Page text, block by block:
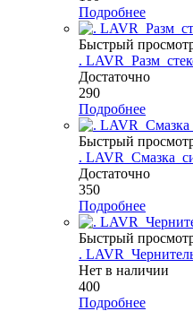
Подробнее
Быстрый
.
Достаточно
290
Подробнее
Быстрый
.
Достаточно
350
Подробнее
Быстрый
.
Нет в наличии
400
Подробнее